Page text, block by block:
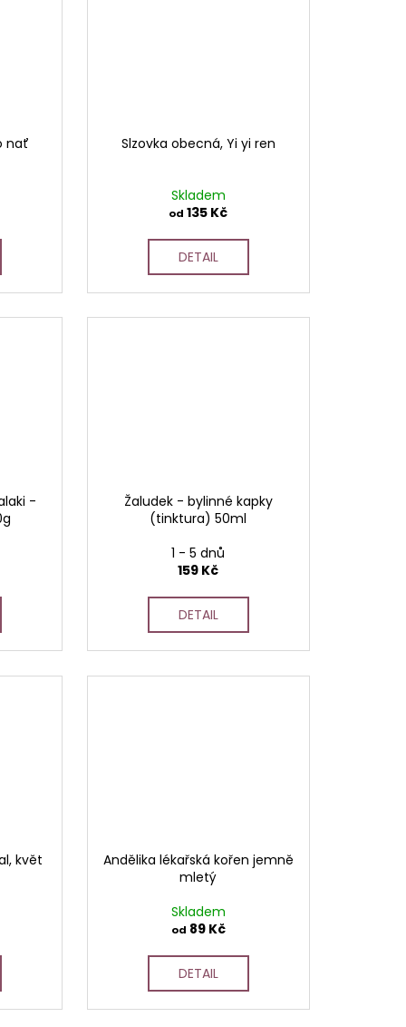
nať
Slzovka obecná, Yi yi ren
Skladem
od 135 Kč
DETAIL
-
Žaludek - bylinné kapky
(tinktura) 50ml
1 - 5 dnů
159 Kč
DETAIL
květ
Andělika lékařská kořen jemně
mletý
Skladem
od 89 Kč
DETAIL